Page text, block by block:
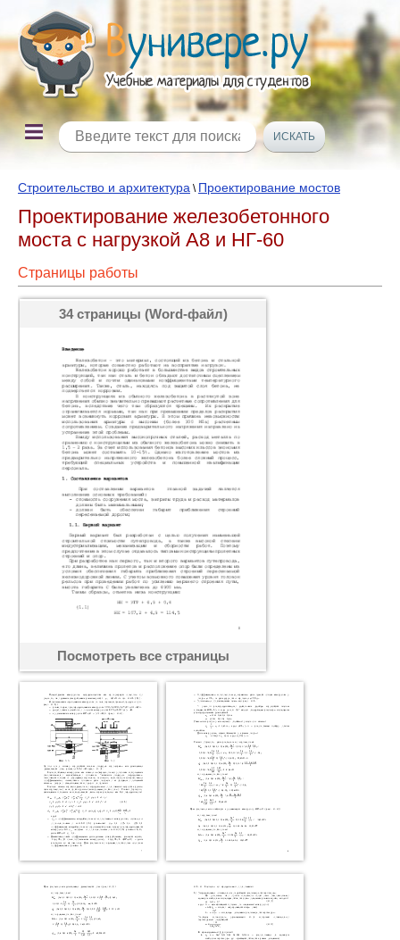
Строительство и архитектура \ Проектирование мостов
Проектирование железобетонного
моста с нагрузкой А8 и НГ-60
Страницы работы
34 страницы (Word-файл)
Посмотреть все страницы